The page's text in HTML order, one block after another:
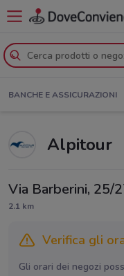
BANCHE E ASSICURAZIONI
Alpitour
Via Barberini, 25/
2.1 km
Verifica gli
Gli orari dei negozi